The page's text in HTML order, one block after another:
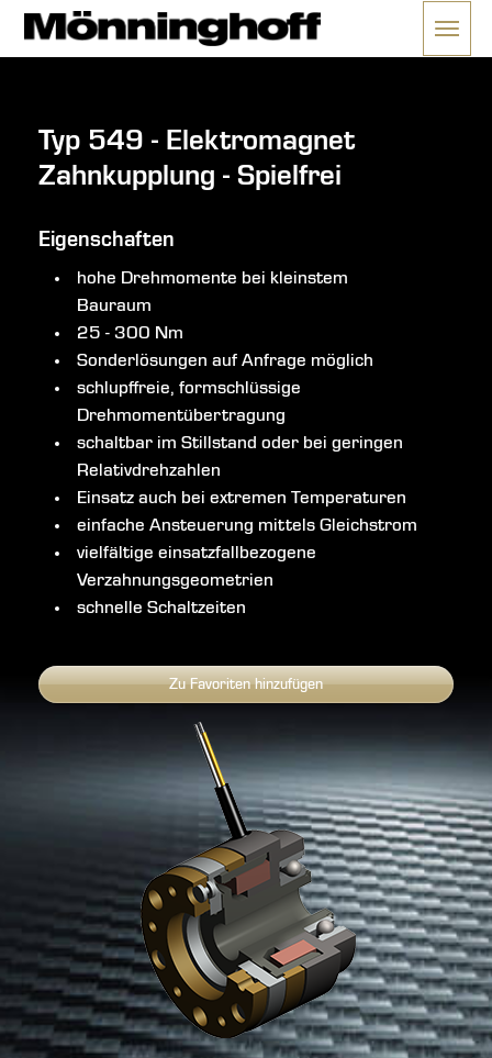
Menü
Typ 549 - Elektromagnet
Zahnkupplung - Spielfrei
Eigenschaften
hohe Drehmomente bei kleinstem
Bauraum
25 - 300 Nm
Sonderlösungen auf Anfrage möglich
schlupffreie, formschlüssige
Drehmomentübertragung
schaltbar im Stillstand oder bei geringen
Relativdrehzahlen
Einsatz auch bei extremen Temperaturen
einfache Ansteuerung mittels Gleichstrom
vielfältige einsatzfallbezogene
Verzahnungsgeometrien
schnelle Schaltzeiten
Zu Favoriten hinzufügen